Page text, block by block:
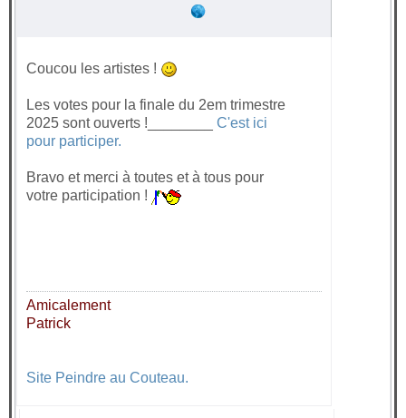
Coucou les artistes !
Les votes pour la finale du 2em trimestre
2025 sont ouverts !________ C'est ici
pour participer.
Bravo et merci à toutes et à tous pour
votre participation !
Amicalement
Patrick
Site Peindre au Couteau.